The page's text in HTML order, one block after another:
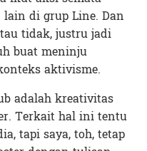
di grup Line. Dan
tidak, justru jadi
buat meninju
aktivisme.
adalah kreativitas
Terkait hal ini tentu
tapi saya, toh, tetap